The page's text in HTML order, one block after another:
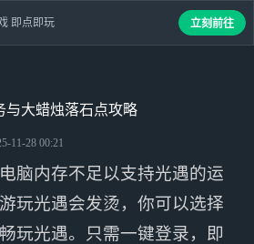
与大蜡烛落石点攻略
11-28 00:21
脑内存不足以支持光遇的运
玩光遇会发烫，你可以选择
玩光遇。只需一键登录，即
即点即玩 立刻前往